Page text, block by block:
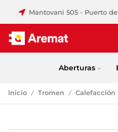
Mantovani 505 - Puerto
Aberturas
Inicio / Tromen / Calefacción